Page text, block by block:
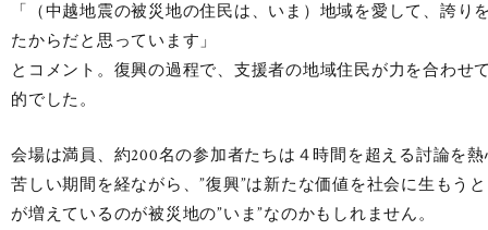
「（中越地震の被災地の住民は、いま）地域を愛して、誇
たからだと思っています」
とコメント。復興の過程で、支援者の地域住民が力を合わ
的でした。
会場は満員、約200名の参加者たちは４時間を超える討論を
苦しい期間を経ながら、”復興”は新たな価値を社会に生もう
が増えているのが被災地の”いま”なのかもしれません。